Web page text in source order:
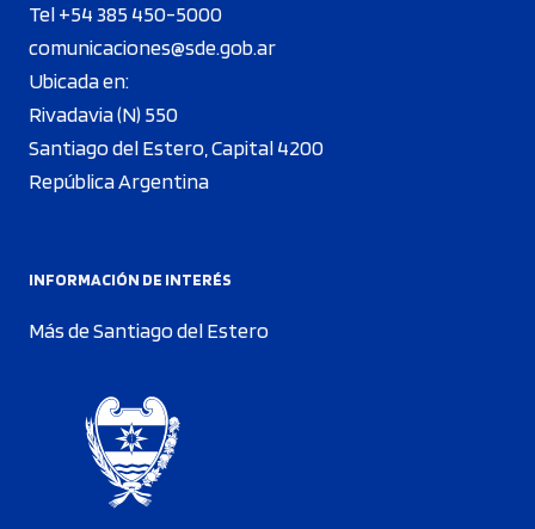
Tel +54 385 450-5000
comunicaciones@sde.gob.ar
Ubicada en:
Rivadavia (N) 550
Santiago del Estero, Capital 4200
República Argentina
INFORMACIÓN DE INTERÉS
Más de Santiago del Estero